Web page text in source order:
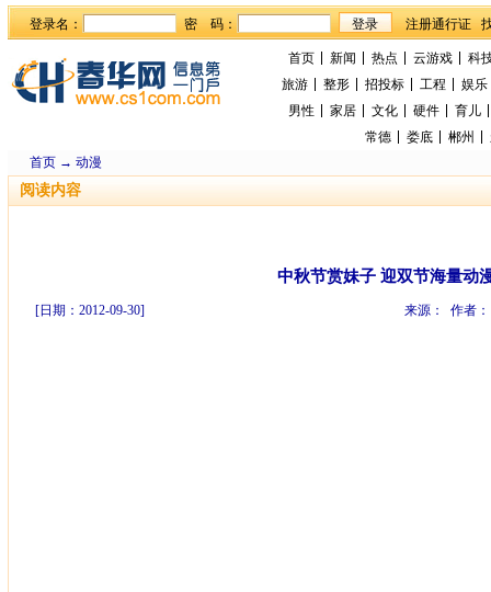
登录名： 密 码：
首页 新闻 热点 云游戏
科
旅游
整形 招投标 工程
娱乐
男性
家居 文化 硬件
育儿
常德
娄底 郴州
首页→ 动漫
阅读内容
中秋节赏妹子 迎双节海量动
[日期：2012-09-30] 来源： 作者：